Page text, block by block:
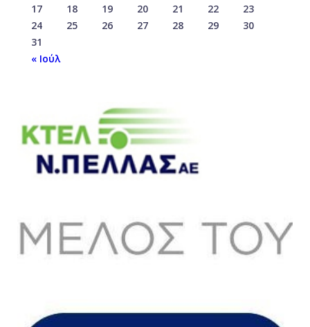
17
18 19 20 21 22
23
24
25 26 27 28 29
30
31
« Ιούλ